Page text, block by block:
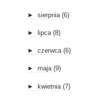
► sierpnia (6)
► lipca (8)
► czerwca (6)
► maja (9)
► kwietnia (7)